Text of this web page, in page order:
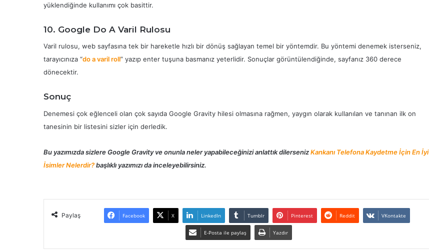
yüklendiğinde kullanımı çok basittir.
10. Google Do A Varil Rulosu
Varil rulosu, web sayfasına tek bir hareketle hızlı bir dönüş sağlayan temel bir yöntemdir. Bu yöntemi denemek isterseniz,
tarayıcınıza “do a varil roll” yazıp enter tuşuna basmanız yeterlidir. Sonuçlar görüntülendiğinde, sayfanız 360 derece
dönecektir.
Sonuç
Denemesi çok eğlenceli olan çok sayıda Google Gravity hilesi olmasına rağmen, yaygın olarak kullanılan ve tanınan ilk on
tanesinin bir listesini sizler için derledik.
Bu yazımızda sizlere Google Gravity ve onunla neler yapabileceğinizi anlattık dilersenizKankanı Telefona Kaydetme İçin En İyi
İsimler Nelerdir?başlıklı yazımızı da inceleyebilirsiniz.
Paylaş Facebook X LinkedIn Tumblr Pinterest Reddit VKontakte
E-Posta ile paylaş Yazdır